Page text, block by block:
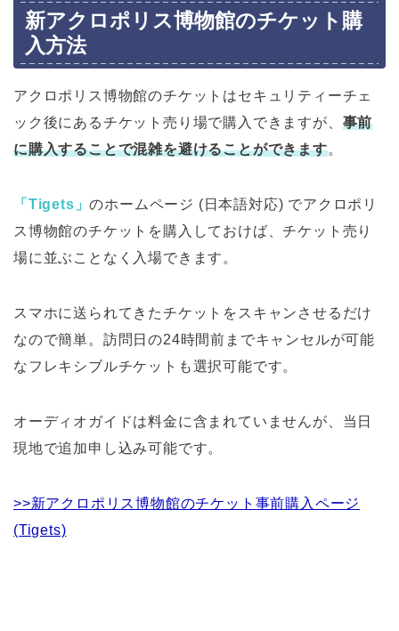
新アクロポリス博物館のチケット購
入方法
アクロポリス博物館のチケットはセキュリティーチェ
ック後にあるチケット売り場で購入できますが、 事前
に購入することで混雑を避けることができます。
「Tigets」のホームページ (日本語対応) でアクロポリ
ス博物館のチケットを購入しておけば、チケット売り
場に並ぶことなく入場できます。
スマホに送られてきたチケットをスキャンさせるだけ
なので簡単。訪問日の24時間前までキャンセルが可能
なフレキシブルチケットも選択可能です。
オーディオガイドは料金に含まれていませんが、当日
現地で追加申し込み可能です。
>>新アクロポリス博物館のチケット事前購入ページ
(Tigets)